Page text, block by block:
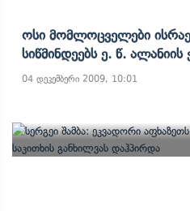
Ოსი Მომლოცველები
Სიწმინდეებს Ე. Წ. Ალანიის
04 დეკემბერი 2009, 10:01